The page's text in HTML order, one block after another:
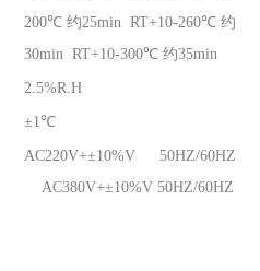
200℃ 约25min RT+10-260℃ 约
30min RT+10-300℃ 约35min
2.5%R.H
±1℃
AC220V+±10%V 50HZ/60HZ
AC380V+±10%V 50HZ/60HZ